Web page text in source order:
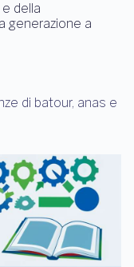
della
generazione a
di batour, anas e